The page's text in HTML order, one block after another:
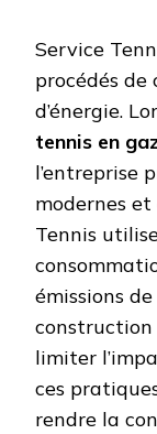
Service
procédés
d’énergie.
tennis en
l’entreprise
modernes
Tennis
émissions
construction
limiter
ces
rendre la